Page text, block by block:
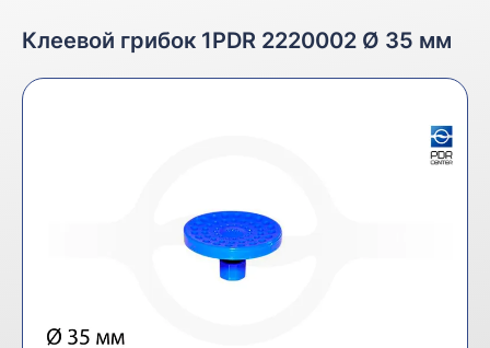
Клеевой грибок 1PDR 2220002 Ø 35 мм